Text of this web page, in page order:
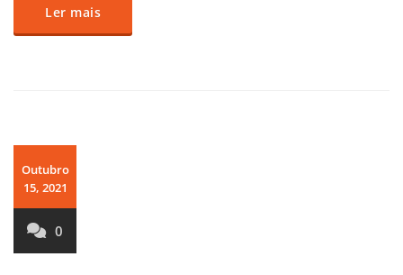
Ler mais
Outubro
15, 2021
0